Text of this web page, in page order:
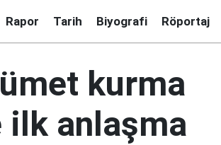
Rapor Tarih Biyografi Röportaj
kurma
anlaşma